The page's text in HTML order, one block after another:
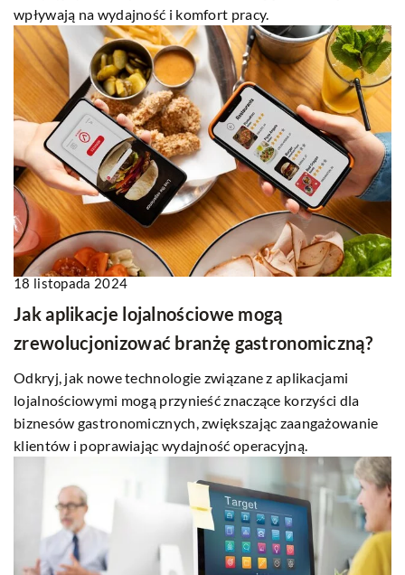
wpływają na wydajność i komfort pracy.
18 listopada 2024
Jak aplikacje lojalnościowe mogą
zrewolucjonizować branżę gastronomiczną?
Odkryj, jak nowe technologie związane z aplikacjami
lojalnościowymi mogą przynieść znaczące korzyści dla
biznesów gastronomicznych, zwiększając zaangażowanie
klientów i poprawiając wydajność operacyjną.